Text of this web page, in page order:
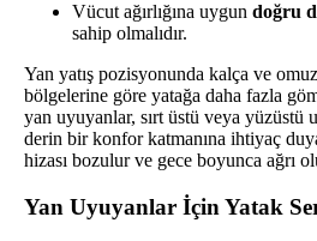
Vücut ağırlığına uygun doğru
sahip olmalıdır.
Yan yatış pozisyonunda kalça ve
bölgelerine göre yatağa daha fazla
yan uyuyanlar, sırt üstü veya yüzüstü
derin bir konfor katmanına ihtiyaç
hizası bozulur ve gece boyunca ağrı
Yan Uyuyanlar İçin Yatak